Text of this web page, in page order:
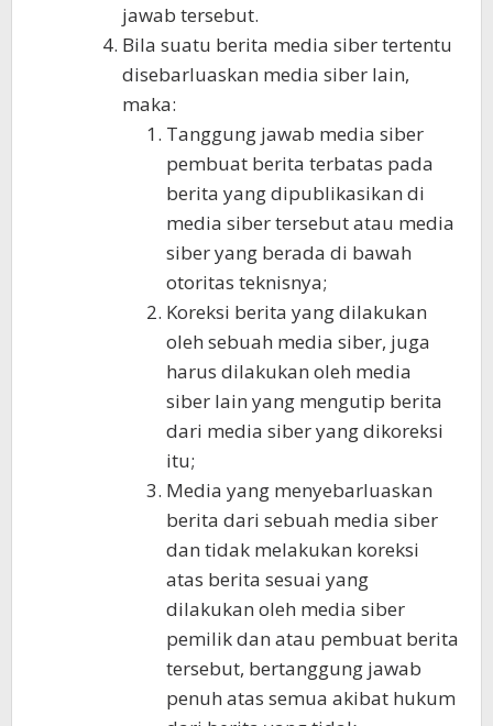
jawab tersebut.
Bila suatu berita media siber tertentu
disebarluaskan media siber lain,
maka:
Tanggung jawab media siber
pembuat berita terbatas pada
berita yang dipublikasikan di
media siber tersebut atau media
siber yang berada di bawah
otoritas teknisnya;
Koreksi berita yang dilakukan
oleh sebuah media siber, juga
harus dilakukan oleh media
siber lain yang mengutip berita
dari media siber yang dikoreksi
itu;
Media yang menyebarluaskan
berita dari sebuah media siber
dan tidak melakukan koreksi
atas berita sesuai yang
dilakukan oleh media siber
pemilik dan atau pembuat berita
tersebut, bertanggung jawab
penuh atas semua akibat hukum